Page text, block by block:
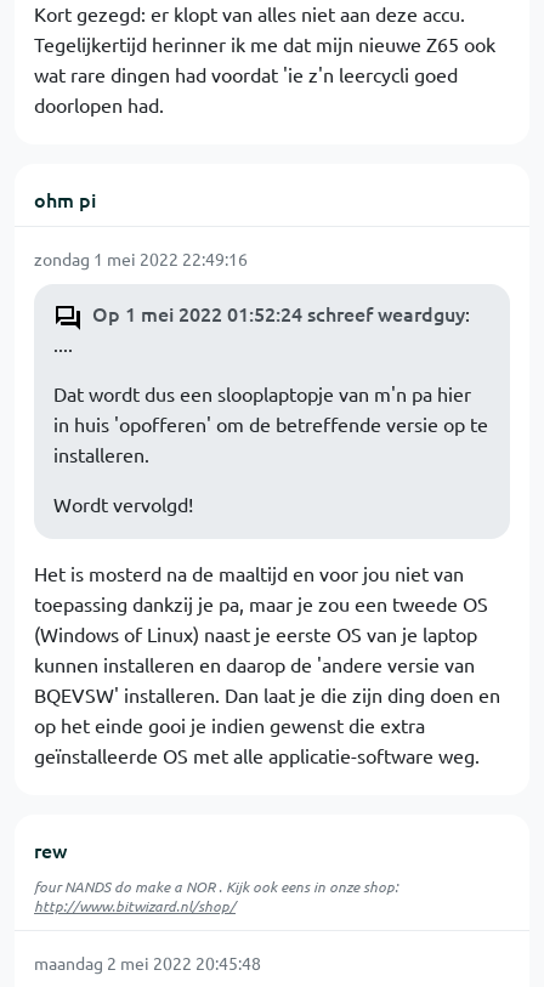
Kort gezegd: er klopt van alles niet aan deze accu.
Tegelijkertijd herinner ik me dat mijn nieuwe Z65 ook
wat rare dingen had voordat 'ie z'n leercycli goed
doorlopen had.
ohm pi
zondag 1 mei 2022 22:49:16
Op 1 mei 2022 01:52:24 schreef weardguy:
....
Dat wordt dus een slooplaptopje van m'n pa hier
in huis 'opofferen' om de betreffende versie op te
installeren.
Wordt vervolgd!
Het is mosterd na de maaltijd en voor jou niet van
toepassing dankzij je pa, maar je zou een tweede OS
(Windows of Linux) naast je eerste OS van je laptop
kunnen installeren en daarop de 'andere versie van
BQEVSW' installeren. Dan laat je die zijn ding doen en
op het einde gooi je indien gewenst die extra
geïnstalleerde OS met alle applicatie-software weg.
rew
four NANDS do make a NOR . Kijk ook eens in onze shop:
http://www.bitwizard.nl/shop/
maandag 2 mei 2022 20:45:48